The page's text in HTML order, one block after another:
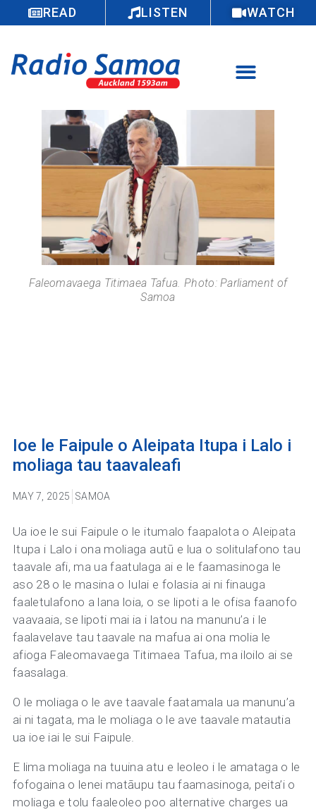
READ LISTEN WATCH
Faleomavaega Titimaea Tafua. Photo: Parliament of
Samoa
Ioe le Faipule o Aleipata Itupa i Lalo i
moliaga tau taavaleafi
MAY 7, 2025 SAMOA
Ua ioe le sui Faipule o le itumalo faapalota o Aleipata
Itupa i Lalo i ona moliaga autū e lua o solitulafono tau
taavale afi, ma ua faatulaga ai e le faamasinoga le
aso 28 o le masina o Iulai e folasia ai ni finauga
faaletulafono a lana loia, o se lipoti a le ofisa faanofo
vaavaaia, se lipoti mai ia i latou na manunu’a i le
faalavelave tau taavale na mafua ai ona molia le
afioga Faleomavaega Titimaea Tafua, ma iloilo ai se
faasalaga.
O le moliaga o le ave taavale faatamala ua manunu’a
ai ni tagata, ma le moliaga o le ave taavale matautia
ua ioe iai le sui Faipule.
E lima moliaga na tuuina atu e leoleo i le amataga o le
fofogaina o lenei matāupu tau faamasinoga, peita’i o
moliaga e tolu faaleoleo poo alternative charges ua